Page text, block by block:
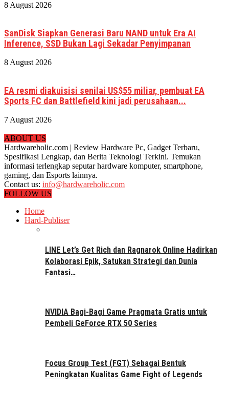
8 August 2026
SanDisk Siapkan Generasi Baru NAND untuk Era AI
Inference, SSD Bukan Lagi Sekadar Penyimpanan
8 August 2026
EA resmi diakuisisi senilai US$55 miliar, pembuat EA
Sports FC dan Battlefield kini jadi perusahaan...
7 August 2026
ABOUT US
Hardwareholic.com | Review Hardware Pc, Gadget Terbaru,
Spesifikasi Lengkap, dan Berita Teknologi Terkini. Temukan
informasi terlengkap seputar hardware komputer, smartphone,
gaming, dan Esports lainnya.
Contact us: info@hardwareholic.com
FOLLOW US
Home
Hard-Publiser
LINE Let’s Get Rich dan Ragnarok Online Hadirkan
Kolaborasi Epik, Satukan Strategi dan Dunia
Fantasi…
NVIDIA Bagi-Bagi Game Pragmata Gratis untuk
Pembeli GeForce RTX 50 Series
Focus Group Test (FGT) Sebagai Bentuk
Peningkatan Kualitas Game Fight of Legends